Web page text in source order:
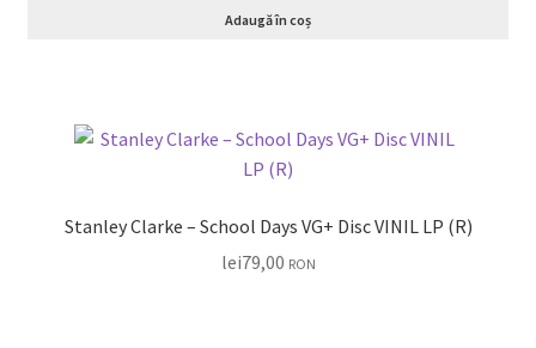
Adaugă în coș
Stanley Clarke – School Days VG+ Disc VINIL LP (R)
lei79,00 RON